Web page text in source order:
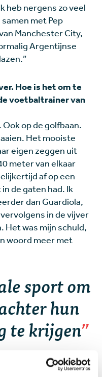
heb nergens zo veel
met Pep
Manchester City,
Argentijnse
Hoe is het om te
voetbaltrainer van
op de golfbaan.
Het mooiste
eigen zeggen uit
meter van elkaar
af op een
de gaten had. Ik
dan Guardiola,
in de vijver
Het was mijn schuld,
woord meer met
sport om
hun
te krijgen
Maar tijd voor